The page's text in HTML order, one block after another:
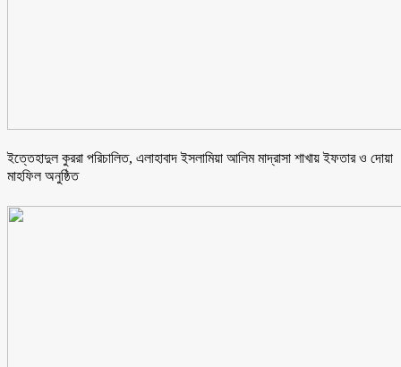
ইত্তেহাদুল কুররা পরিচালিত, এলাহাবাদ ইসলামিয়া আলিম মাদ্রাসা শাখায় ইফতার ও দোয়া
মাহফিল অনুষ্ঠিত